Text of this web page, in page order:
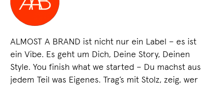
ALMOST A BRAND ist nicht nur ein Label – es ist
ein Vibe. Es geht um Dich, Deine Story, Deinen
Style. You finish what we started – Du machst aus
jedem Teil was Eigenes. Trag’s mit Stolz, zeig, wer